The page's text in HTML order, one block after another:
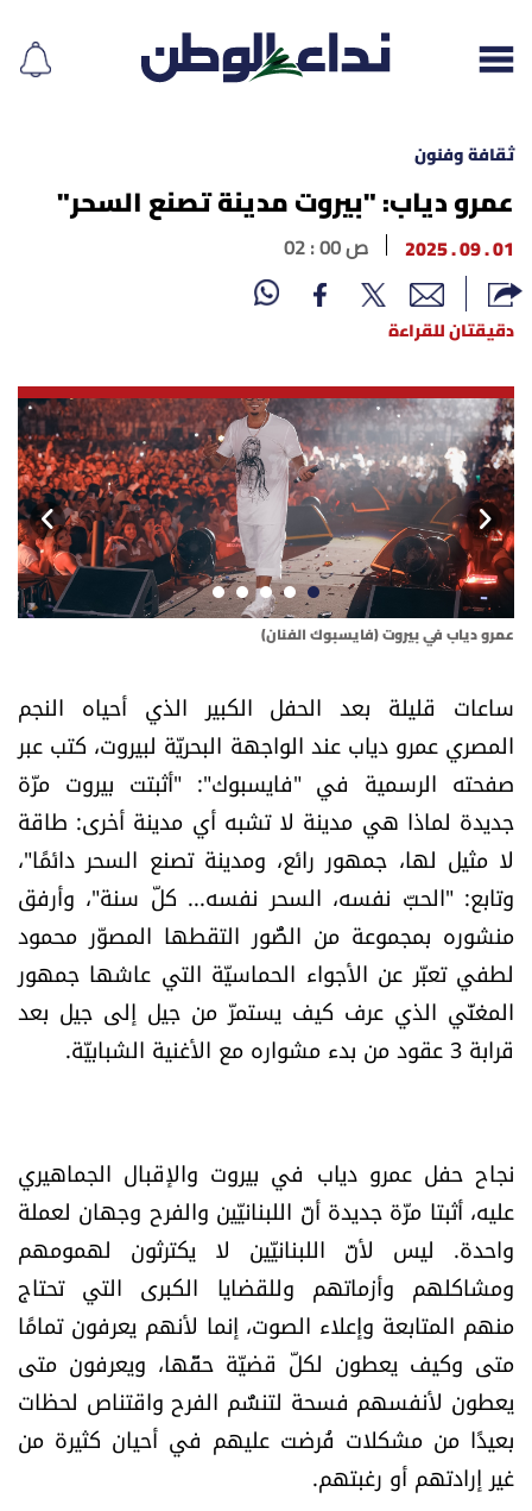
إقرأ الجريدة
لبنان
نداء اليوم
محليات
أسرار
متفرقات
خاص الموقع
كتّابنا
تحت المجهر
آراء
اقتصاد
ثقافة وفنون
فصل من كتاب
اقرأ تضحك
كاميرا
سجالات
ثقافة وفنون
عمرو دياب: "بيروت مدينة تصنع السحر"
01 . 09 . 2025 02 : 00 ص
دقيقتان للقراءة
عمرو دياب في بيروت (فايسبوك الفنان)
ساعات قليلة بعد الحفل الكبير الذي أحياه النجم
المصري عمرو دياب عند الواجهة البحريّة لبيروت، كتب عبر
صفحته الرسمية في "فايسبوك": "أثبتت بيروت مرّة
جديدة لماذا هي مدينة لا تشبه أي مدينة أخرى: طاقة
لا مثيل لها، جمهور رائع، ومدينة تصنع السحر دائمًا"،
وتابع: "الحبّ نفسه، السحر نفسه... كلّ سنة"، وأرفق
منشوره بمجموعة من الصُّور التقطها المصوّر محمود
لطفي تعبّر عن الأجواء الحماسيّة التي عاشها جمهور
المغنّي الذي عرف كيف يستمرّ من جيل إلى جيل بعد
قرابة 3 عقود من بدء مشواره مع الأغنية الشبابيّة.
نجاح حفل عمرو دياب في بيروت والإقبال الجماهيري
عليه، أثبتا مرّة جديدة أنّ اللبنانيّين والفرح وجهان لعملة
واحدة. ليس لأنّ اللبنانيّين لا يكترثون لهمومهم
ومشاكلهم وأزماتهم وللقضايا الكبرى التي تحتاج
منهم المتابعة وإعلاء الصوت، إنما لأنهم يعرفون تمامًا
متى وكيف يعطون لكلّ قضيّة حقّها، ويعرفون متى
يعطون لأنفسهم فسحة لتنسُّم الفرح واقتناص لحظات
بعيدًا من مشكلات فُرضت عليهم في أحيان كثيرة من
غير إرادتهم أو رغبتهم.